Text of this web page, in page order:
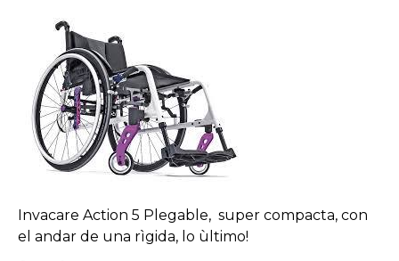
Invacare Action 5 Plegable, super compacta, con
el andar de una rìgida, lo ùltimo!